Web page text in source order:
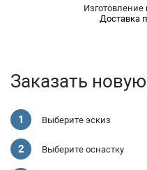
Доставка
Заказать
Выберите эскиз
Выберите оснастку